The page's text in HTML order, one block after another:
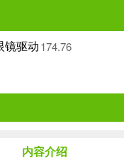
镜驱动 174.76
内容介绍